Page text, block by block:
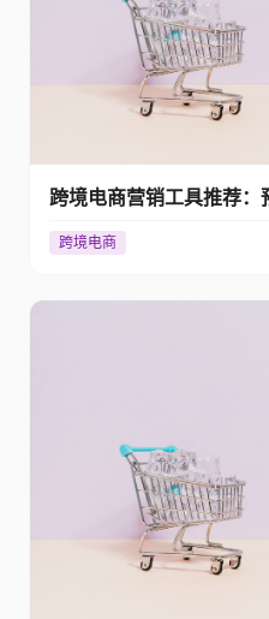
跨境电商营销工具推荐：
跨境电商